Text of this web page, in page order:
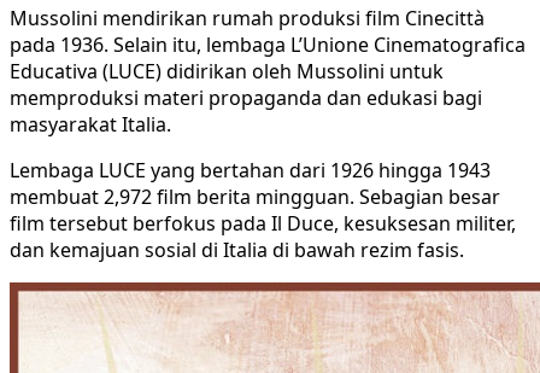
Mussolini mendirikan rumah produksi film Cinecittà
pada 1936. Selain itu, lembaga L’Unione Cinematografica
Educativa (LUCE) didirikan oleh Mussolini untuk
memproduksi materi propaganda dan edukasi bagi
masyarakat Italia.
Lembaga LUCE yang bertahan dari 1926 hingga 1943
membuat 2,972 film berita mingguan. Sebagian besar
film tersebut berfokus pada Il Duce, kesuksesan militer,
dan kemajuan sosial di Italia di bawah rezim fasis.